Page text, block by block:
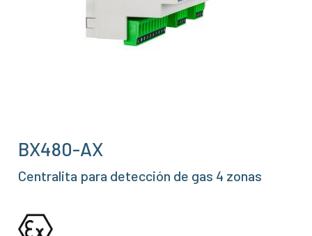
BX480-AX
Centralita para detección de gas 4 zonas